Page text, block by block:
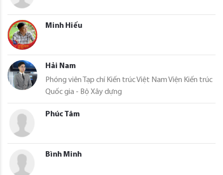
Minh Hiếu
Hải Nam
Phóng viên Tạp chí Kiến trúc Việt Nam Viện Kiến trúc
Quốc gia - Bộ Xây dựng
Phúc Tâm
Bình Minh